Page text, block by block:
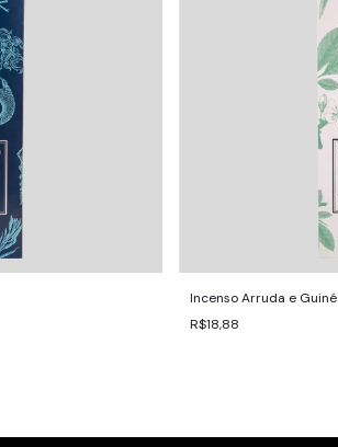
Incenso Arruda e Guiné
R$18,88